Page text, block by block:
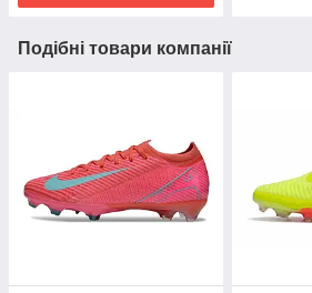
Подібні товари компанії